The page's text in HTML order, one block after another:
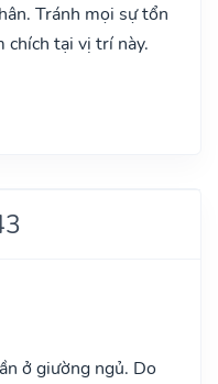
Tránh mọi sự tổn
chích tại vị trí này.
ở giường ngủ. Do